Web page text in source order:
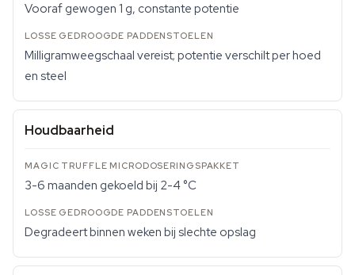
Vooraf gewogen 1 g, constante potentie
Milligramweegschaal vereist; potentie verschilt per hoed
en steel
Houdbaarheid
3-6 maanden gekoeld bij 2-4 °C
Degradeert binnen weken bij slechte opslag